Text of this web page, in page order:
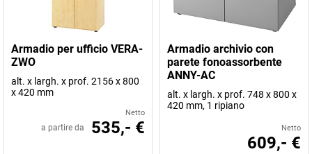
Armadio per ufficio VERA-
ZWO
alt. x largh. x prof. 2156 x 800
x 420 mm
Netto
a partire da 535,- €
Armadio archivio con
parete fonoassorbente
ANNY-AC
alt. x largh. x prof. 748 x 800 x
420 mm, 1 ripiano
Netto
609,- €